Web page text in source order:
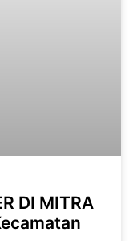
DI MITRA